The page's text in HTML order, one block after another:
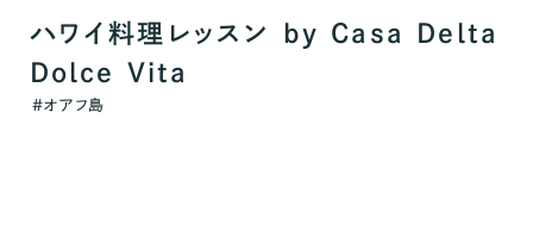
ハワイ料理レッスン by Casa Delta
Dolce Vita
#オアフ島